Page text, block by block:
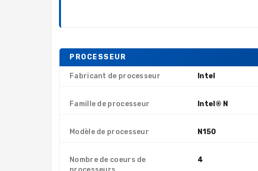
PROCESSEUR
Fabricant de processeur Intel
Famille de processeur Intel® N
Modèle de processeur N150
Nombre de coeurs de
4